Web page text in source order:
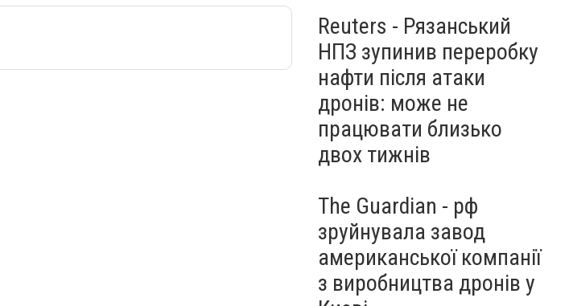
Reuters - Рязанський
НПЗ зупинив переробку
нафти після атаки
дронів: може не
працювати близько
двох тижнів
The Guardian - рф
зруйнувала завод
американської компанії
з виробництва дронів у